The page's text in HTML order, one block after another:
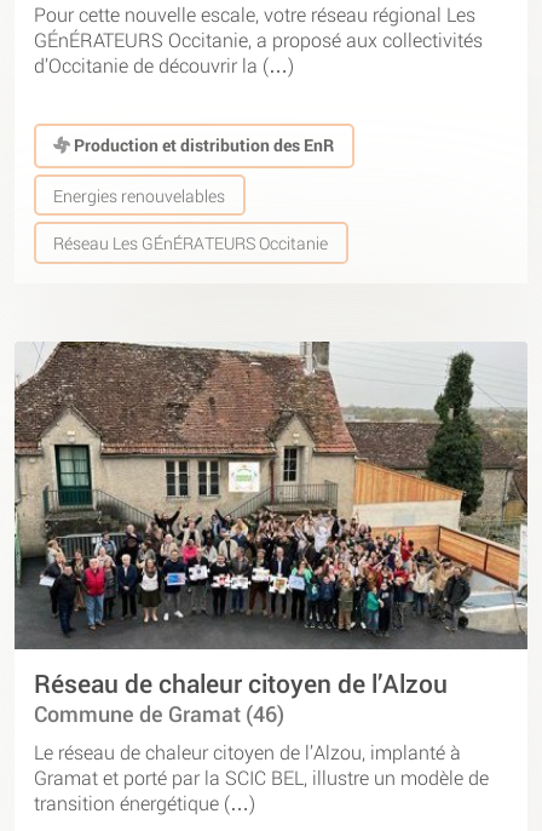
Pour cette nouvelle escale, votre réseau régional Les
GÉnÉRATEURS Occitanie, a proposé aux collectivités
d’Occitanie de découvrir la (…)
Production et distribution des EnR
Energies renouvelables
Réseau Les GÉnÉRATEURS Occitanie
Réseau de chaleur citoyen de l’Alzou
Commune de Gramat (46)
Le réseau de chaleur citoyen de l’Alzou, implanté à
Gramat et porté par la SCIC BEL, illustre un modèle de
transition énergétique (…)